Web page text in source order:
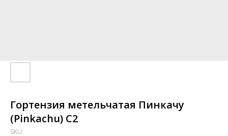
Гортензия метельчатая Пинкачу
(Pinkachu) С2
SKU: